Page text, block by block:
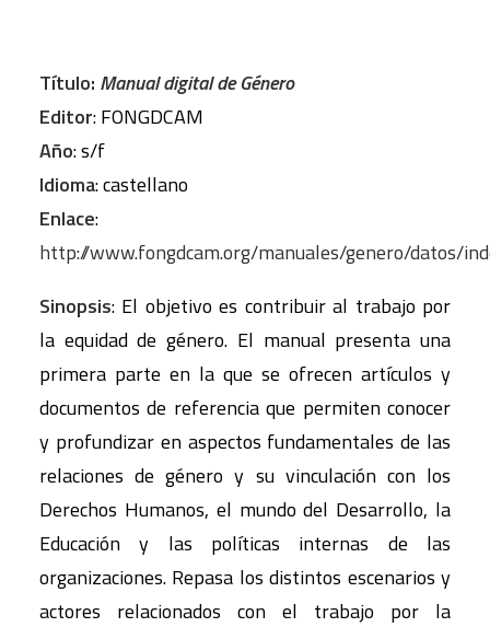
Título: Manual digital de Género
Editor: FONGDCAM
Año: s/f
Idioma: castellano
Enlace:
http://www.fongdcam.org/manuales/genero/datos/
Sinopsis: El objetivo es contribuir al trabajo por
la equidad de género. El manual presenta una
primera parte en la que se ofrecen artículos y
documentos de referencia que permiten conocer
y profundizar en aspectos fundamentales de las
relaciones de género y su vinculación con los
Derechos Humanos, el mundo del Desarrollo, la
Educación y las políticas internas de las
organizaciones. Repasa los distintos escenarios y
actores relacionados con el trabajo por la